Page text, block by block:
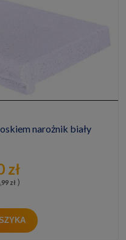
narożnik biały
zł
zł )